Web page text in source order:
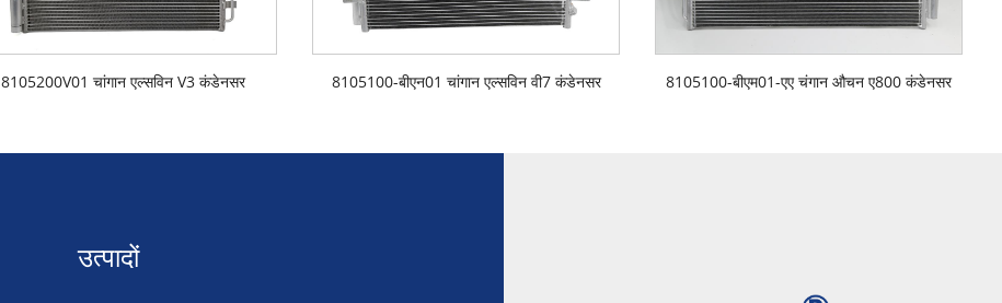
8105200V01 चांगान एल्सविन V3 कंडेनसर 8105100-बीएन01 चांगान एल्सविन वी7 कंडेनसर 8105100-बीएम01-एए चंगान औचन ए800 कंडेनसर
उत्पादों